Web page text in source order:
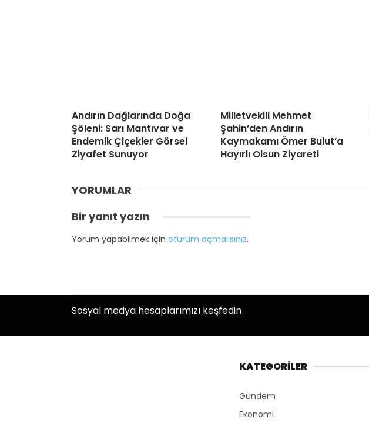
Andırın Dağlarında Doğa
Şöleni: Sarı Mantıvar ve
Endemik Çiçekler Görsel
Ziyafet Sunuyor
Milletvekili Mehmet
Şahin’den Andırın
Kaymakamı Ömer Bulut’a
Hayırlı Olsun Ziyareti
YORUMLAR
Bir yanıt yazın
Yorum yapabilmek için oturum açmalısınız.
Sosyal medya hesaplarımızı keşfedin
KATEGORİLER
Gündem
Ekonomi